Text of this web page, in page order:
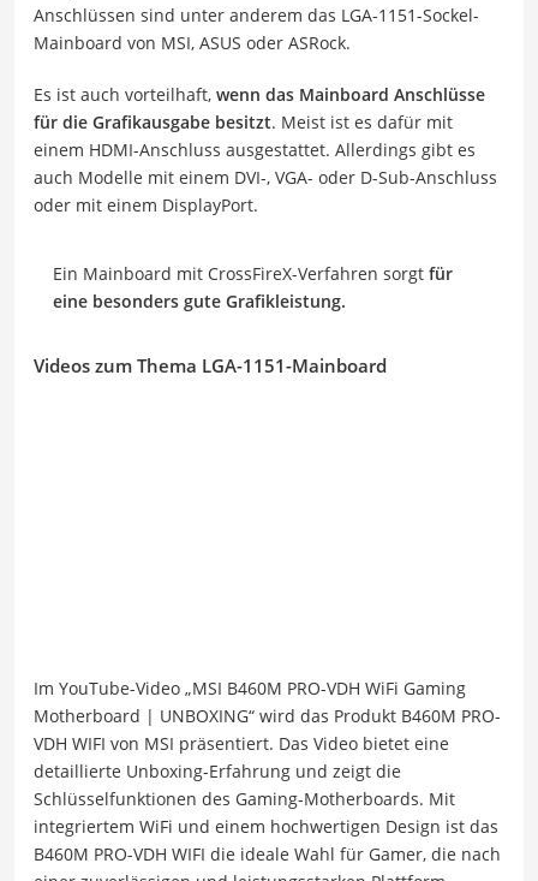
Anschlüssen sind unter anderem das LGA-1151-Sockel-
Mainboard von MSI, ASUS oder ASRock.
Es ist auch vorteilhaft, wenn das Mainboard Anschlüsse
für die Grafikausgabe besitzt. Meist ist es dafür mit
einem HDMI-Anschluss ausgestattet. Allerdings gibt es
auch Modelle mit einem DVI-, VGA- oder D-Sub-Anschluss
oder mit einem DisplayPort.
Ein Mainboard mit CrossFireX-Verfahren sorgt für
eine besonders gute Grafikleistung.
Videos zum Thema LGA-1151-Mainboard
Im YouTube-Video „MSI B460M PRO-VDH WiFi Gaming
Motherboard | UNBOXING“ wird das Produkt B460M PRO-
VDH WIFI von MSI präsentiert. Das Video bietet eine
detaillierte Unboxing-Erfahrung und zeigt die
Schlüsselfunktionen des Gaming-Motherboards. Mit
integriertem WiFi und einem hochwertigen Design ist das
B460M PRO-VDH WIFI die ideale Wahl für Gamer, die nach